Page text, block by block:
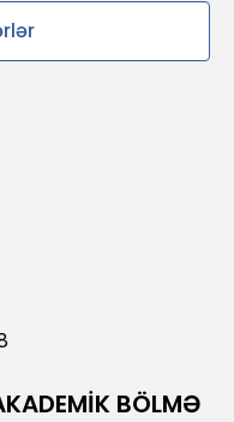
BÖLMƏ